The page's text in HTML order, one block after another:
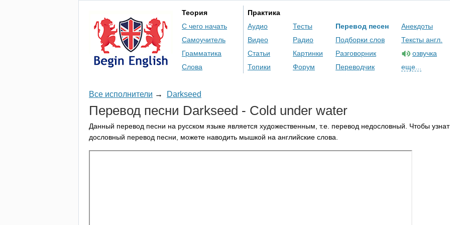
Теория
С чего начать
Самоучитель
Грамматика
Слова
Практика
Аудио
Видео
Статьи
Топики
Тесты
Радио
Картинки
Форум
Перевод песен
Подборки слов
Разговорник
Переводчик
Анекдоты
Тексты англ.
озвучка
еще...
Все исполнители → Darkseed
Перевод песни Darkseed - Cold under water
Данный перевод песни на русском языке является художественным, т.е. перевод недословный. Чтобы
дословный перевод песни, можете наводить мышкой на английские слова.